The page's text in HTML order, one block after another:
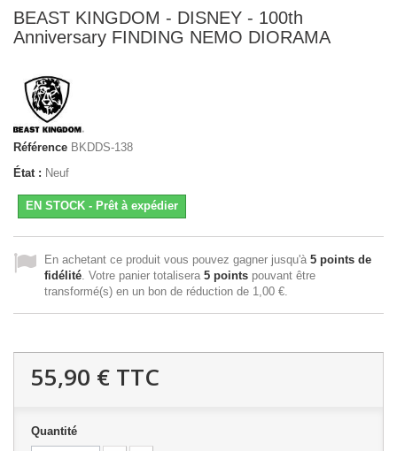
BEAST KINGDOM - DISNEY - 100th
Anniversary FINDING NEMO DIORAMA
Référence BKDDS-138
État : Neuf
EN STOCK - Prêt à expédier
En achetant ce produit vous pouvez gagner jusqu'à 5 points de
fidélité . Votre panier totalisera 5 points pouvant être
transformé(s) en un bon de réduction de 1,00 €
55,90 € TTC
Quantité